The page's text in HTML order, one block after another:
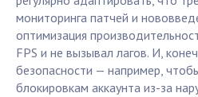
мониторинга патчей и
оптимизация
FPS и не вызывал лагов. И,
безопасности — например,
блокировкам аккаунта из-за